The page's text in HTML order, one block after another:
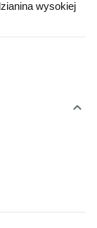
wysokiej